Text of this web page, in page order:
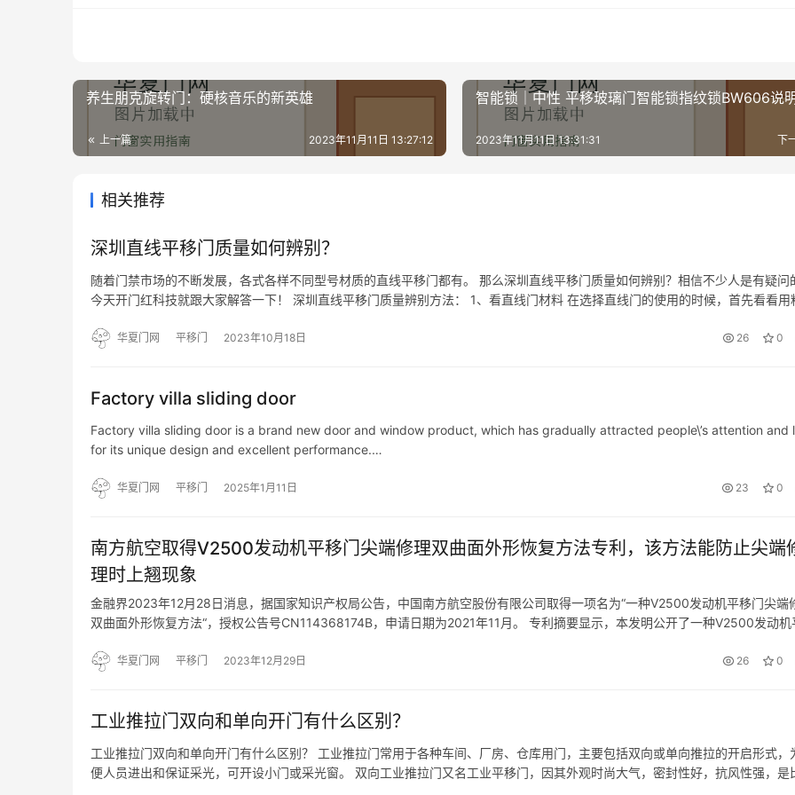
养生朋克旋转门：硬核音乐的新英雄
上一篇 2023年11月11日 13:27:12
智能锁｜中性 平移玻璃门智能锁指纹锁BW606说
下
2023年11月11日 13:31:31
相关推荐
深圳直线平移门质量如何辨别？
随着门禁市场的不断发展，各式各样不同型号材质的直线平移门都有。 那么深圳直线平移门质量如何辨别？相信不少人是有疑问
今天开门红科技就跟大家解答一下！ 深圳直线平移门质量辨别方法： 1、看直线门材料 在选择直线门的使用的时候，首先看看用
在1…华夏门网 平移门 2023年10月18日 26 0
Factory villa sliding door
Factory villa sliding door is a brand new door and window product, which has gradually attracted people\’s attention and
for its unique design and excellent performance.…
华夏门网 平移门 2025年1月11日 23 0
南方航空取得V2500发动机平移门尖端修理双曲面外形恢复方法专利，该方法能防止尖端
理时上翘现象
金融界2023年12月28日消息，据国家知识产权局公告，中国南方航空股份有限公司取得一项名为“一种V2500发动机平移门尖端
双曲面外形恢复方法“，授权公告号CN114368174B，申请日期为2021年11月。 专利摘要显示，本发明公开了一种V2500发动机
华夏门网 平移门 2023年12月29日 26 0
工业推拉门双向和单向开门有什么区别？
工业推拉门双向和单向开门有什么区别？ 工业推拉门常用于各种车间、厂房、仓库用门，主要包括双向或单向推拉的开启形式，
便人员进出和保证采光，可开设小门或采光窗。 双向工业推拉门又名工业平移门，因其外观时尚大气，密封性好，抗风性强，是